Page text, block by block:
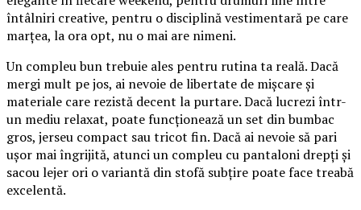
întâlniri creative, pentru o disciplină vestimentară pe care
marțea, la ora opt, nu o mai are nimeni.
Un compleu bun trebuie ales pentru rutina ta reală. Dacă
mergi mult pe jos, ai nevoie de libertate de mișcare și
materiale care rezistă decent la purtare. Dacă lucrezi într-
un mediu relaxat, poate funcționează un set din bumbac
gros, jerseu compact sau tricot fin. Dacă ai nevoie să pari
ușor mai îngrijită, atunci un compleu cu pantaloni drepți și
sacou lejer ori o variantă din stofă subțire poate face treabă
excelentă.